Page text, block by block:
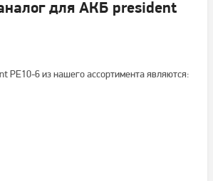
для АКБ president
PE10-6 из нашего ассортимента являются: